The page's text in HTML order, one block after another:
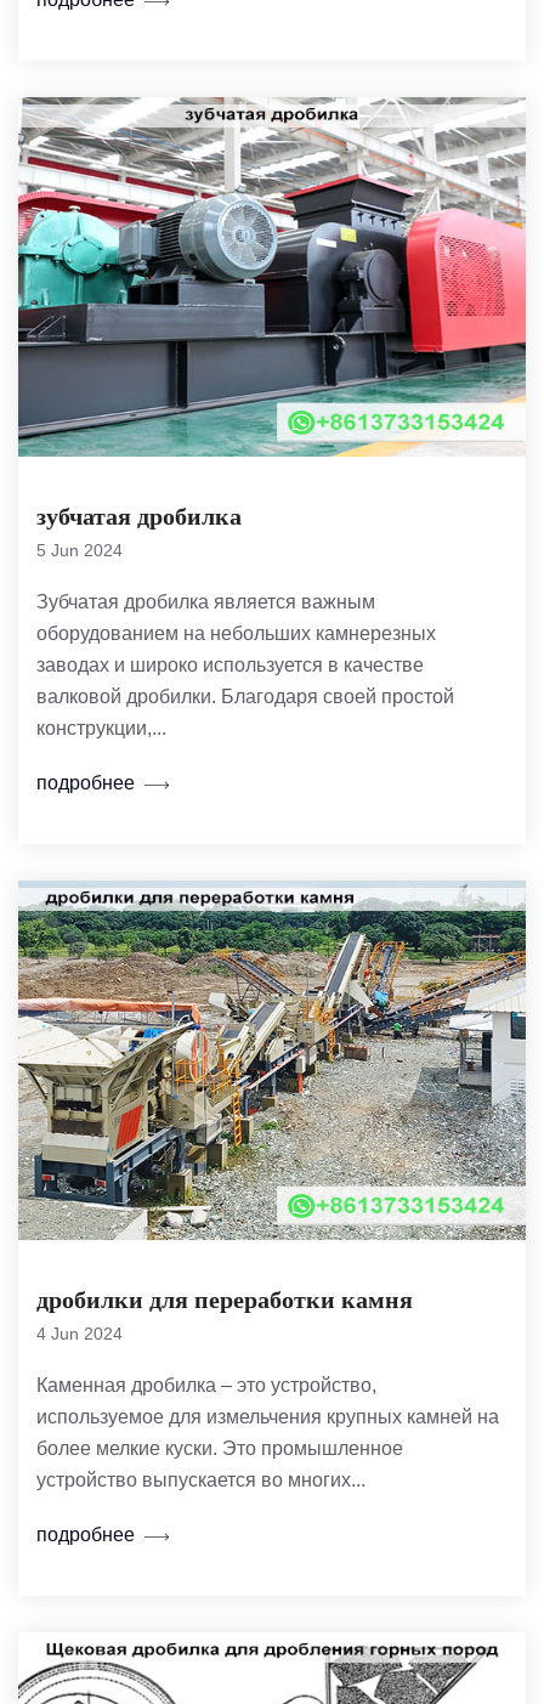
зубчатая дробилка
5 Jun 2024
Зубчатая дробилка является важным
оборудованием на небольших камнерезных
заводах и широко используется в качестве
валковой дробилки. Благодаря своей простой
конструкции,...
подробнее
дробилки для переработки камня
4 Jun 2024
Каменная дробилка – это устройство,
используемое для измельчения крупных камней на
более мелкие куски. Это промышленное
устройство выпускается во многих...
подробнее